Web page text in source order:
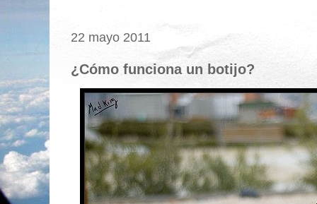
22 mayo 2011
¿Cómo funciona un botijo?